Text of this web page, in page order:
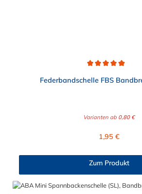
Federbandschelle FBS
Varianten ab 0,80 €
Regulärer
1,95 €
Zum Produkt